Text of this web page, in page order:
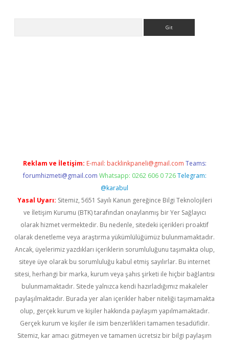
Reklam ve İletişim: E-mail: backlinkpaneli@gmail.com Teams:
forumhizmeti@gmail.com Whatsapp: 0262 606 0 726 Telegram:
@karabul
Yasal Uyarı: Sitemiz, 5651 Sayılı Kanun gereğince Bilgi Teknolojileri
ve İletişim Kurumu (BTK) tarafından onaylanmış bir Yer Sağlayıcı
olarak hizmet vermektedir. Bu nedenle, sitedeki içerikleri proaktif
olarak denetleme veya araştırma yükümlülüğümüz bulunmamaktadır.
Ancak, üyelerimiz yazdıkları içeriklerin sorumluluğunu taşımakta olup,
siteye üye olarak bu sorumluluğu kabul etmiş sayılırlar. Bu internet
sitesi, herhangi bir marka, kurum veya şahıs şirketi ile hiçbir bağlantısı
bulunmamaktadır. Sitede yalnızca kendi hazırladığımız makaleler
paylaşılmaktadır. Burada yer alan içerikler haber niteliği taşımamakta
olup, gerçek kurum ve kişiler hakkında paylaşım yapılmamaktadır.
Gerçek kurum ve kişiler ile isim benzerlikleri tamamen tesadüfidir.
Sitemiz, kar amacı gütmeyen ve tamamen ücretsiz bir bilgi paylaşım